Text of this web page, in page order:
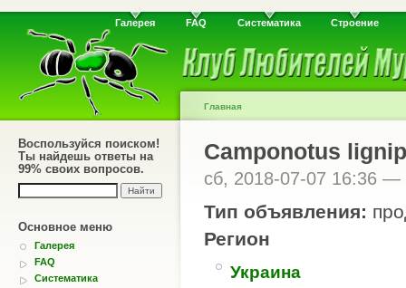
Галерея FAQ Систематика Строение
Воспользуйся поиском!
Ты найдешь ответы на
99% своих вопросов.
Основное меню
Галерея
FAQ
Систематика
Главная
Camponotus
сб, 2018-07-07 16:36 —
Тип объявления:
Регион
Украина